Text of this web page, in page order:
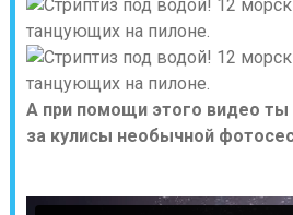
А при помощи этого видео
за кулисы необычной